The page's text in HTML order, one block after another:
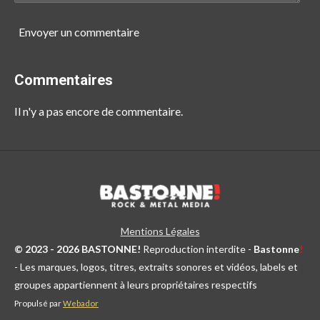
Envoyer un commentaire
Commentaires
Il n'y a pas encore de commentaire.
Mentions Légales
© 2023 - 2026 BASTONNE! Reproduction interdite - Bastonne!
- Les marques, logos, titres, extraits sonores et vidéos, labels et
groupes appartiennent à leurs propriétaires respectifs
Propulsé parWebador